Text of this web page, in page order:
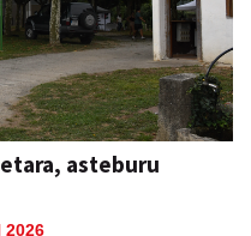
asteburu
2026